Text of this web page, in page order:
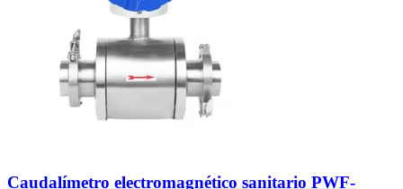
Caudalímetro electromagnético sanitario PWF-